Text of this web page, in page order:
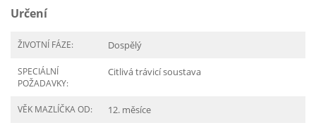
Určení
ŽIVOTNÍ FÁZE: Dospělý
SPECIÁLNÍ
POŽADAVKY:
Citlivá trávicí soustava
VĚK MAZLÍČKA OD: 12. měsíce